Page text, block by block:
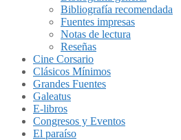
Bibliografía recomendada
Fuentes impresas
Notas de lectura
Reseñas
Cine Corsario
Clásicos Mínimos
Grandes Fuentes
Galeatus
E-libros
Congresos y Eventos
El paraíso